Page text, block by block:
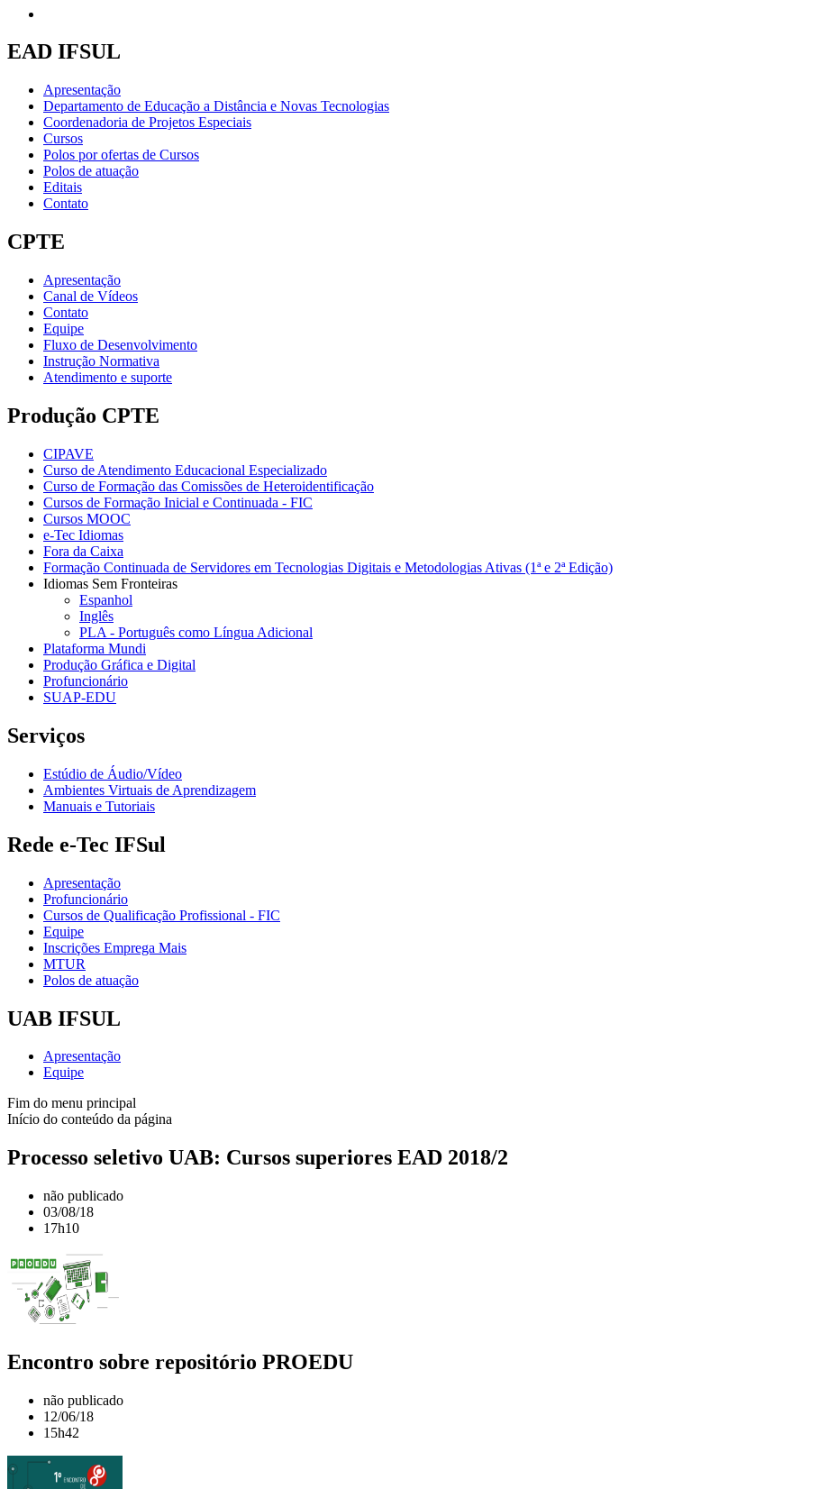
EAD IFSUL
Apresentação
Departamento de Educação a Distância e Novas Tecnologias
Coordenadoria de Projetos Especiais
Cursos
Polos por ofertas de Cursos
Polos de atuação
Editais
Contato
CPTE
Apresentação
Canal de Vídeos
Contato
Equipe
Fluxo de Desenvolvimento
Instrução Normativa
Atendimento e suporte
Produção CPTE
CIPAVE
Curso de Atendimento Educacional Especializado
Curso de Formação das Comissões de Heteroidentificação
Cursos de Formação Inicial e Continuada - FIC
Cursos MOOC
e-Tec Idiomas
Fora da Caixa
Formação Continuada de Servidores em Tecnologias Digitais e Metodologias Ativas (1ª e 2ª Edição)
Idiomas Sem Fronteiras
Espanhol
Inglês
PLA - Português como Língua Adicional
Plataforma Mundi
Produção Gráfica e Digital
Profuncionário
SUAP-EDU
Serviços
Estúdio de Áudio/Vídeo
Ambientes Virtuais de Aprendizagem
Manuais e Tutoriais
Rede e-Tec IFSul
Apresentação
Profuncionário
Cursos de Qualificação Profissional - FIC
Equipe
Inscrições Emprega Mais
MTUR
Polos de atuação
UAB IFSUL
Apresentação
Equipe
Fim do menu principal
Início do conteúdo da página
Processo seletivo UAB: Cursos superiores EAD 2018/2
não publicado
03/08/18
17h10
Encontro sobre repositório PROEDU
não publicado
12/06/18
15h42